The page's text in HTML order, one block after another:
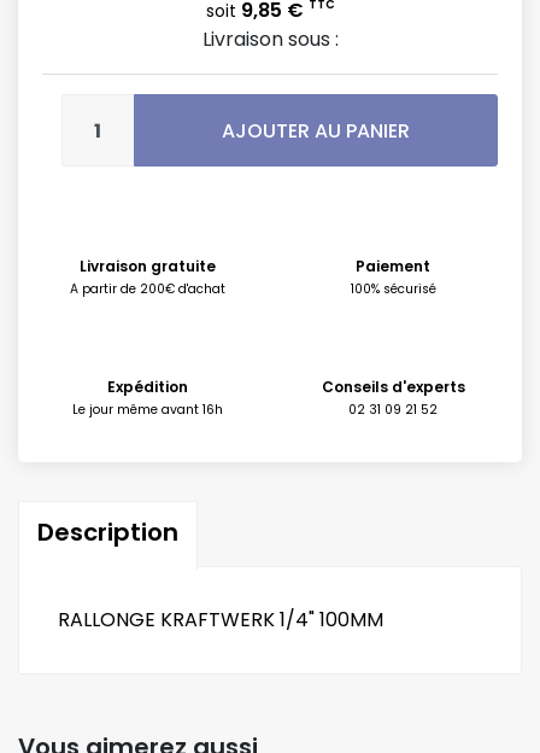
soit 9,85 € TTC
Livraison sous :
AJOUTER AU PANIER
Livraison gratuite
A partir de 200€ d'achat
Paiement
100% sécurisé
Expédition
Le jour même avant 16h
Conseils d'experts
02 31 09 21 52
Description
RALLONGE KRAFTWERK 1/4" 100MM